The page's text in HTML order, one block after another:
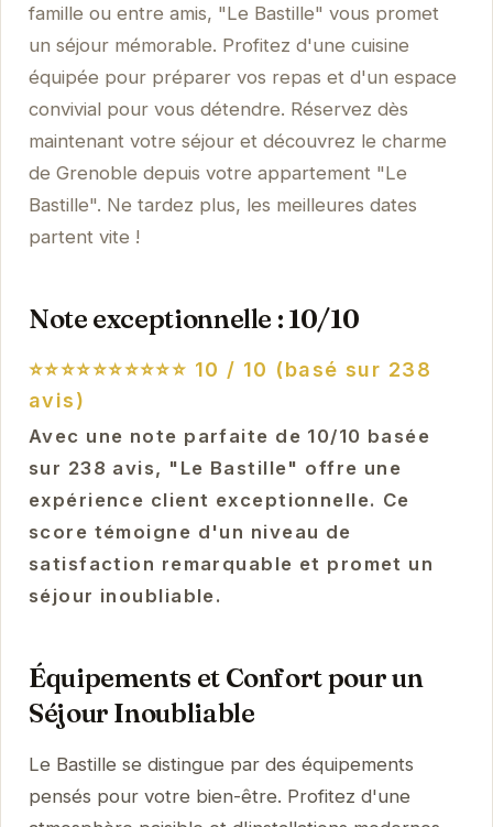
famille ou entre amis, "Le Bastille" vous promet
un séjour mémorable. Profitez d'une cuisine
équipée pour préparer vos repas et d'un espace
convivial pour vous détendre. Réservez dès
maintenant votre séjour et découvrez le charme
de Grenoble depuis votre appartement "Le
Bastille". Ne tardez plus, les meilleures dates
partent vite !
Note exceptionnelle : 10/10
⭐⭐⭐⭐⭐⭐⭐⭐⭐⭐ 10 / 10 (basé sur 238
avis)
Avec une note parfaite de 10/10 basée
sur 238 avis, "Le Bastille" offre une
expérience client exceptionnelle. Ce
score témoigne d'un niveau de
satisfaction remarquable et promet un
séjour inoubliable.
Équipements et Confort pour un
Séjour Inoubliable
Le Bastille se distingue par des équipements
pensés pour votre bien-être. Profitez d'une